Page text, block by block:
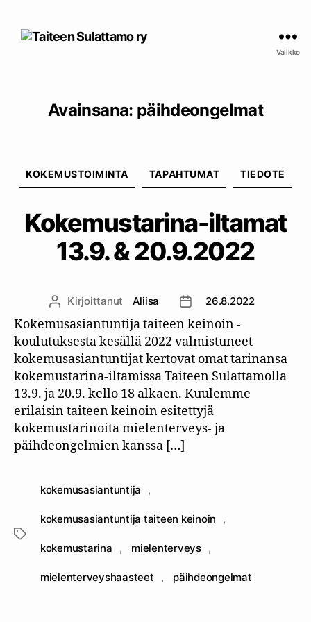
Valikko
Avainsana: päihdeongelmat
KOKEMUSTOIMINTA TAPAHTUMAT TIEDOTE
Kokemustarina-iltamat
13.9. & 20.9.2022
Kirjoittaja
Kirjoittanut Aliisa Julkaisupäivämäärä
26.8.2022
Kokemusasiantuntija taiteen keinoin -
koulutuksesta kesällä 2022 valmistuneet
kokemusasiantuntijat kertovat omat tarinansa
kokemustarina-iltamissa Taiteen Sulattamolla
13.9. ja 20.9. kello 18 alkaen. Kuulemme
erilaisin taiteen keinoin esitettyjä
kokemustarinoita mielenterveys- ja
päihdeongelmien kanssa […]
Avainsanat
kokemusasiantuntija ,
kokemusasiantuntija taiteen keinoin ,
kokemustarina , mielenterveys ,
mielenterveyshaasteet , päihdeongelmat